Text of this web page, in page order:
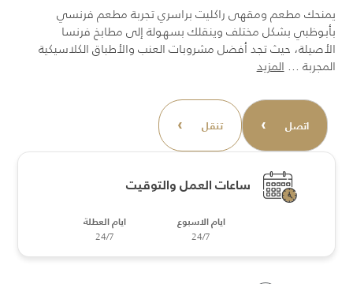
يمنحك مطعم ومقهى راكليت براسري تجربة مطعم فرنسي
بأبوظبي بشكل مختلف وينقلك بسهولة إلى مطابخ فرنسا
الأصيلة، حيث تجد أفضل مشروبات العنب والأطباق الكلاسيكية
المجربة ... المزيد
اتصل › تنقل ›
ساعات العمل والتوقيت
ايام الاسبوع
24/7
ايام العطلة
24/7